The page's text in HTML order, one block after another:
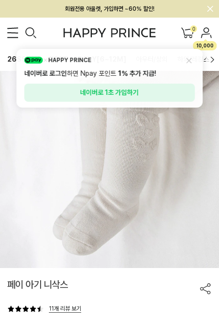
회원전용 아울렛, 가입하면 ~60% 할인!
멤버십 최대 28,000원 혜택 0
10,000
26SS 신상 BEST BABY[6~12M] 하의/레깅스
페이 아기 니삭스
11개 리뷰 보기
HAPPY PRINCE
네이버로 로그인하면 Npay 포인트1%추가 지급!
네이버로 1초 가입하기